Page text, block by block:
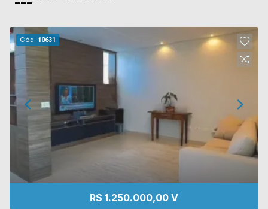
Cód. 10631
R$ 1.250.000,00 V